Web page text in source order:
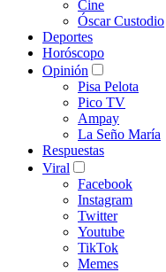
Cine
Óscar Custodio
Deportes
Horóscopo
Opinión
Pisa Pelota
Pico TV
Ampay
La Seño María
Respuestas
Viral
Facebook
Instagram
Twitter
Youtube
TikTok
Memes